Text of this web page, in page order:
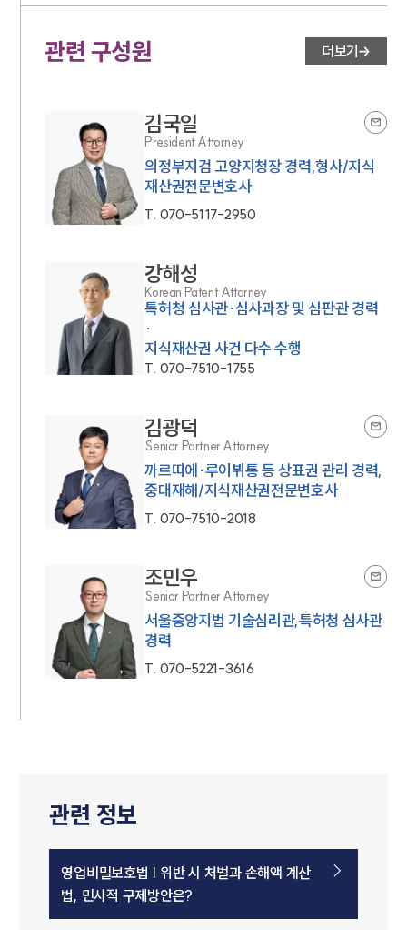
관련 구성원 더보기
김국일
President Attorney
의정부지검 고양지청장 경력,형사/지식
재산권전문변호사
T. 070-5117-2950
강해성
Korean Patent Attorney
특허청 심사관·심사과장 및 심판관 경력
·
지식재산권 사건 다수 수행
T. 070-7510-1755
김광덕
Senior Partner Attorney
까르띠에·루이뷔통 등 상표권 관리 경력,
중대재해/지식재산권전문변호사
T. 070-7510-2018
조민우
Senior Partner Attorney
서울중앙지법 기술심리관,특허청 심사관
경력
T. 070-5221-3616
관련 정보
영업비밀보호법 | 위반 시 처벌과 손해액 계산
법, 민사적 구제방안은?